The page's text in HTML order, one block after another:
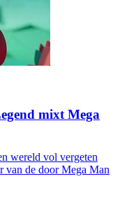
mixt Mega
wereld vol vergeten
van de door Mega Man